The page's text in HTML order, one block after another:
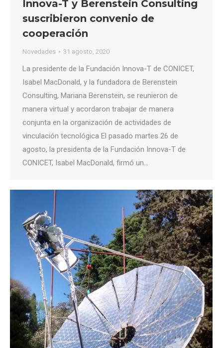
Innova-T y Berenstein Consulting
suscribieron convenio de
cooperación
Novedades 31 agosto, 2020
La presidente de la Fundación Innova-T de CONICET,
Isabel MacDonald, y la fundadora de Berenstein
Consulting, Mariana Berenstein, se reunieron de
manera virtual y acordaron trabajar de manera
conjunta en la organización de actividades de
vinculación tecnológica El pasado martes 26 de
agosto, la presidenta de la Fundación Innova-T de
CONICET, Isabel MacDonald, firmó un…